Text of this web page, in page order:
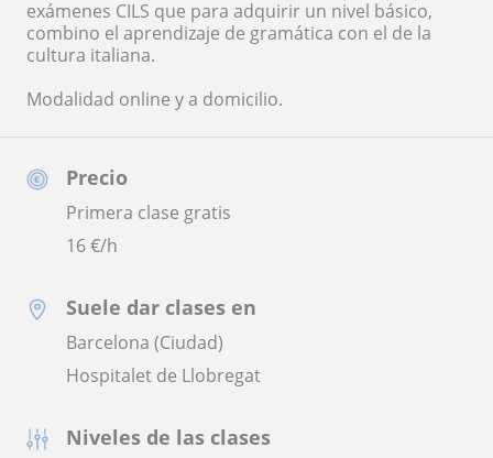
Precio
Primera clase gratis
16€/h
Suele dar clases en
Barcelona (Ciudad)
Hospitalet de Llobregat
Niveles de las clases
exámenes CILS que para adquirir un nivel básico,
combino el aprendizaje de gramática con el de la
cultura italiana.
Modalidad online y a domicilio.